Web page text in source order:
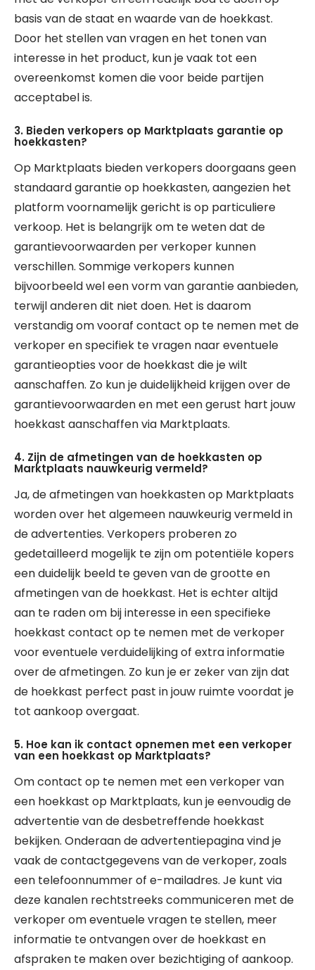
basis van de staat en waarde van de hoekkast.
Door het stellen van vragen en het tonen van
interesse in het product, kun je vaak tot een
overeenkomst komen die voor beide partijen
acceptabel is.
3. Bieden verkopers op Marktplaats garantie op
hoekkasten?
Op Marktplaats bieden verkopers doorgaans geen
standaard garantie op hoekkasten, aangezien het
platform voornamelijk gericht is op particuliere
verkoop. Het is belangrijk om te weten dat de
garantievoorwaarden per verkoper kunnen
verschillen. Sommige verkopers kunnen
bijvoorbeeld wel een vorm van garantie aanbieden,
terwijl anderen dit niet doen. Het is daarom
verstandig om vooraf contact op te nemen met de
verkoper en specifiek te vragen naar eventuele
garantieopties voor de hoekkast die je wilt
aanschaffen. Zo kun je duidelijkheid krijgen over de
garantievoorwaarden en met een gerust hart jouw
hoekkast aanschaffen via Marktplaats.
4. Zijn de afmetingen van de hoekkasten op
Marktplaats nauwkeurig vermeld?
Ja, de afmetingen van hoekkasten op Marktplaats
worden over het algemeen nauwkeurig vermeld in
de advertenties. Verkopers proberen zo
gedetailleerd mogelijk te zijn om potentiële kopers
een duidelijk beeld te geven van de grootte en
afmetingen van de hoekkast. Het is echter altijd
aan te raden om bij interesse in een specifieke
hoekkast contact op te nemen met de verkoper
voor eventuele verduidelijking of extra informatie
over de afmetingen. Zo kun je er zeker van zijn dat
de hoekkast perfect past in jouw ruimte voordat je
tot aankoop overgaat.
5. Hoe kan ik contact opnemen met een verkoper
van een hoekkast op Marktplaats?
Om contact op te nemen met een verkoper van
een hoekkast op Marktplaats, kun je eenvoudig de
advertentie van de desbetreffende hoekkast
bekijken. Onderaan de advertentiepagina vind je
vaak de contactgegevens van de verkoper, zoals
een telefoonnummer of e-mailadres. Je kunt via
deze kanalen rechtstreeks communiceren met de
verkoper om eventuele vragen te stellen, meer
informatie te ontvangen over de hoekkast en
afspraken te maken over bezichtiging of aankoop.